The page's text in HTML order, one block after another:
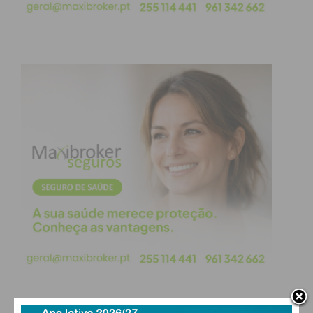
dando nota de que foi possível recuperar cerca de
documentos de identificação contrafeitos alusivos à
Os detidos, dois homens, de 48 e 54 anos,
residentes em Paredes e em Viana do Castelo,
serão presentes às autoridades competentes para
interrogatório judicial e aplicação de medidas de
coação.
Subscreva a newsletter do